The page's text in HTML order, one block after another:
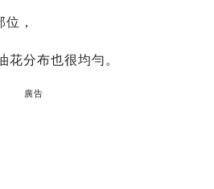
，
花分布也很均勻。
廣告